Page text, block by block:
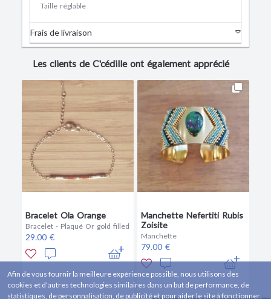
Taille réglable
Frais de livraison
Les clients de C'cédille ont également apprécié
Bracelet Ola Orange
Bracelet - Plaqué Or gold filled
29.00 €
Manchette Nefertiti Rubis
Zoisite
Manchette
79.00 €
Afin de vous fournir la meilleure expérience possible, nous utilisons des
cookies et d’autres technologies similaires dans un but de performance, de
statistiques, de personnalisation, de publicité et pour aider le site à fonctionner.